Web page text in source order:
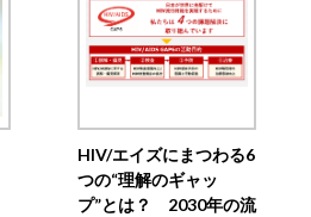
HIV/エイズにまつわる6
つの“理解のギャッ
プ”とは？ 2030年の流